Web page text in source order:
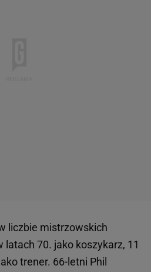
liczbie mistrzowskich
latach 70. jako koszykarz, 11
trener. 66-letni Phil